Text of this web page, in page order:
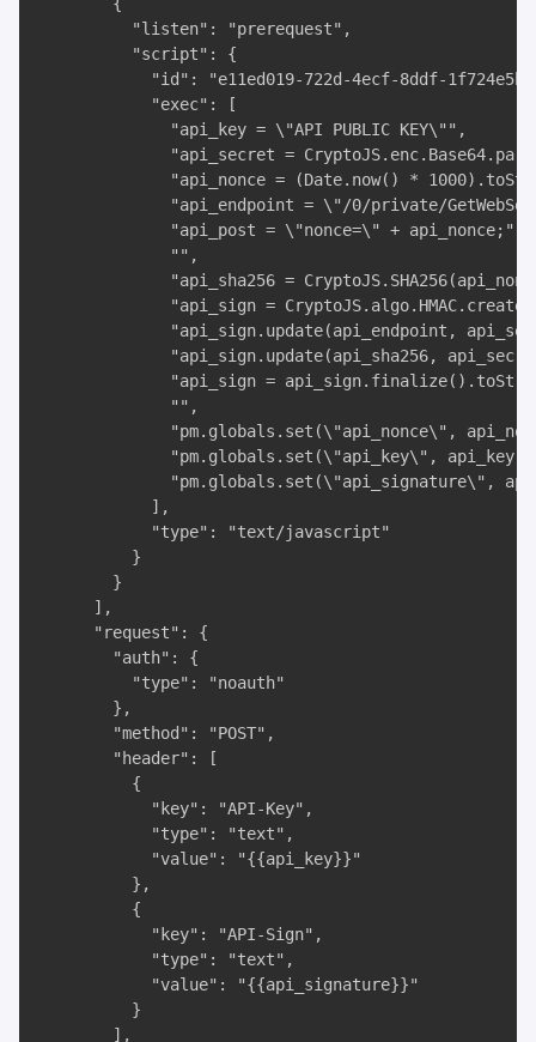
          "listen": "prerequest",
          "script": {
"id": "e11ed019-722d-4ecf-8ddf-
            "exec": [
              "api_key = \"API PUBLIC KEY\"",
"api_secret =
"api_nonce = (Date.now() *
"api_endpoint = \"/0/private/
              "api_post = \"nonce=\" + api_nonce;",
              "",
"api_sha256 =
"api_sign =
"api_sign.update(api_endpoint,
"api_sign.update(api_sha256,
"api_sign =
              "",
"pm.globals.set(\"api_nonce\",
"pm.globals.set(\"api_key\",
"pm.globals.set(\"api_signature\",
            ],
            "type": "text/javascript"
          }
        }
      ],
      "request": {
        "auth": {
          "type": "noauth"
        },
        "method": "POST",
        "header": [
          {
            "key": "API-Key",
            "type": "text",
            "value": "{{api_key}}"
          },
          {
            "key": "API-Sign",
            "type": "text",
            "value": "{{api_signature}}"
          }
        ],